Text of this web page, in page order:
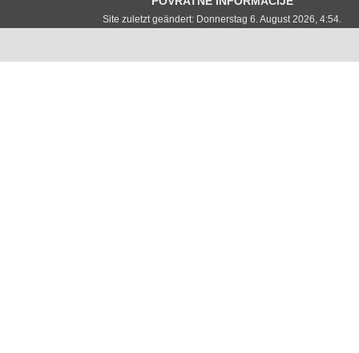
Site zuletzt geändert: Donnerstag 6. August 2026, 4:54.